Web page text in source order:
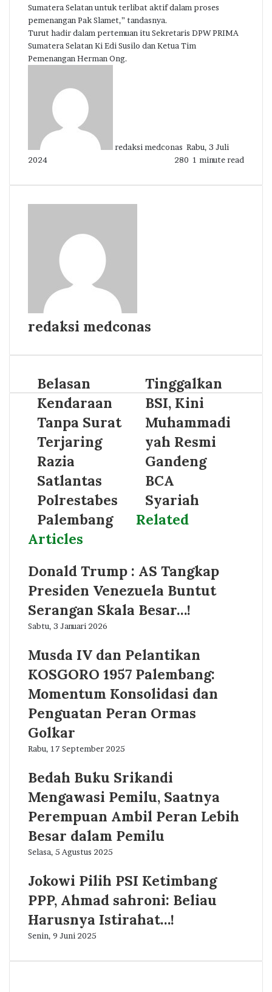
Sumatera Selatan untuk terlibat aktif dalam proses
pemenangan Pak Slamet,” tandasnya.
Turut hadir dalam pertemuan itu Sekretaris DPW PRIMA
Sumatera Selatan Ki Edi Susilo dan Ketua Tim
Pemenangan Herman Ong.
redaksi medconas Rabu, 3 Juli
2024
280 1 minute read
redaksi medconas
Belasan
Kendaraan
Tanpa Surat
Terjaring
Razia
Satlantas
Polrestabes
Palembang
Tinggalkan
BSI, Kini
Muhammadi
yah Resmi
Gandeng
BCA
Syariah
Related
Articles
Donald Trump : AS Tangkap
Presiden Venezuela Buntut
Serangan Skala Besar…!
Sabtu, 3 Januari 2026
Musda IV dan Pelantikan
KOSGORO 1957 Palembang:
Momentum Konsolidasi dan
Penguatan Peran Ormas
Golkar
Rabu, 17 September 2025
Bedah Buku Srikandi
Mengawasi Pemilu, Saatnya
Perempuan Ambil Peran Lebih
Besar dalam Pemilu
Selasa, 5 Agustus 2025
Jokowi Pilih PSI Ketimbang
PPP, Ahmad sahroni: Beliau
Harusnya Istirahat…!
Senin, 9 Juni 2025